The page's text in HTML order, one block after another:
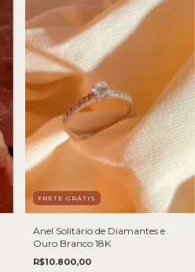
FRETE GRÁTIS
Anel Solitário de Diamantes e
Ouro Branco 18K
R$10.800,00